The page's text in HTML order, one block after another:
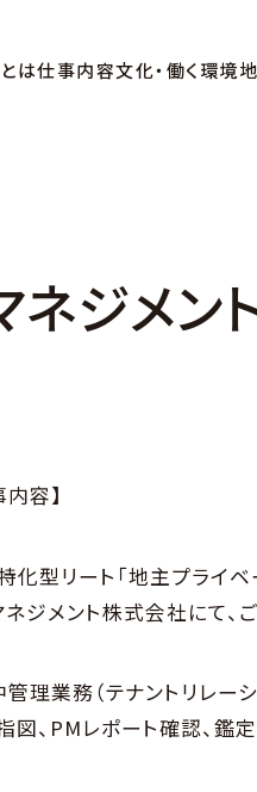
は仕事内容文化・働く環境
ジメント
内容】
化型リート「地主プライ
ネジメント株式会社にて、
管理業務（テナントリレ
図、PMレポート確認、鑑